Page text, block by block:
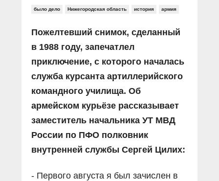
было дело Нижегородская область история армия
Пожелтевший снимок, сделанный
в 1988 году, запечатлел
приключение, с которого началась
служба курсанта артиллерийского
командного училища. Об
армейском курьёзе рассказывает
заместитель начальника УТ МВД
России по ПФО полковник
внутренней службы Сергей Цилих:
- Первого августа я был зачислен в